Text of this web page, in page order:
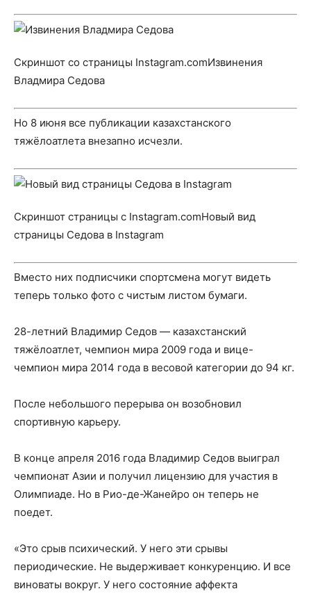
Скриншот со страницы Instagram.comИзвинения
Владмира Седова
Но 8 июня все публикации казахстанского
тяжёлоатлета внезапно исчезли.
Скриншот страницы с Instagram.comНовый вид
страницы Седова в Instagram
Вместо них подписчики спортсмена могут видеть
теперь только фото с чистым листом бумаги.
28-летний Владимир Седов — казахстанский
тяжёлоатлет, чемпион мира 2009 года и вице-
чемпион мира 2014 года в весовой категории до 94 кг.
После небольшого перерыва он возобновил
спортивную карьеру.
В конце апреля 2016 года Владимир Седов выиграл
чемпионат Азии и получил лицензию для участия в
Олимпиаде. Но в Рио-де-Жанейро он теперь не
поедет.
«Это срыв психический. У него эти срывы
периодические. Не выдерживает конкуренцию. И все
виноваты вокруг. У него состояние аффекта